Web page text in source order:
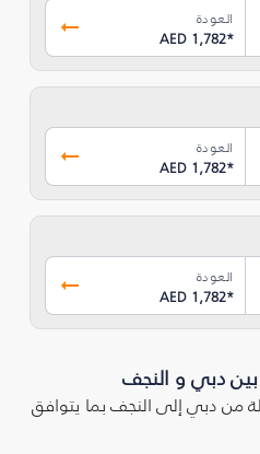
العودة
AED 1,782*
العودة
AED 1,782*
العودة
AED 1,782*
دبي و النجف
من دبي إلى النجف بما يتوافق